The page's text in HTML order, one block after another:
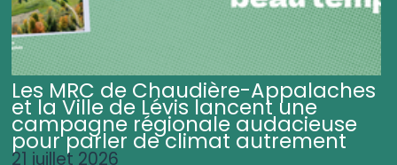
Les MRC de Chaudière-Appalaches
et la Ville de Lévis lancent une
campagne régionale audacieuse
pour parler de climat autrement
21 juillet 2026